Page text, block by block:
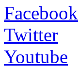
Facebook
Twitter
Youtube